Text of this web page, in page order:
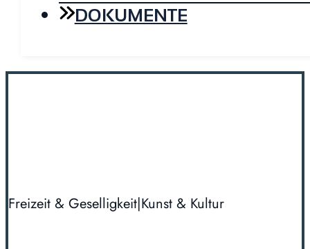
DOKUMENTE
Freizeit & Geselligkeit|Kunst & Kultur